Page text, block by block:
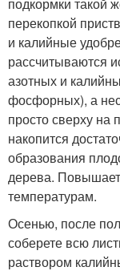
подкормки такой
перекопкой
и калийные
рассчитываются
азотных и
фосфорных), а
просто сверху на
накопится
образования
дерева.
температурам.
Осенью, после
соберете всю
раствором